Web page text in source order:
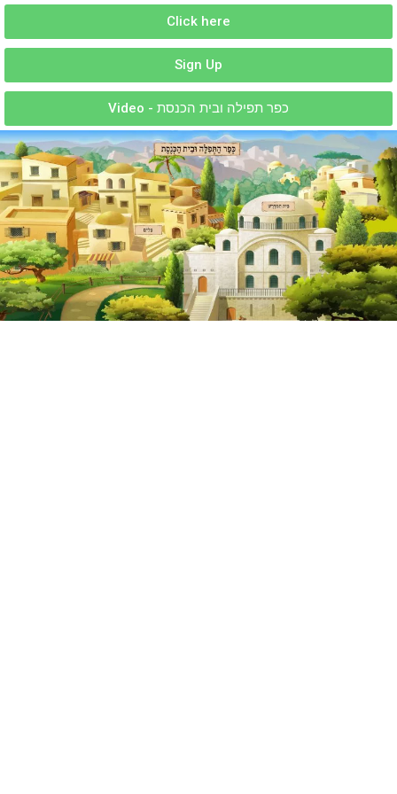
Click here
Sign Up
Video - כפר תפילה ובית הכנסת